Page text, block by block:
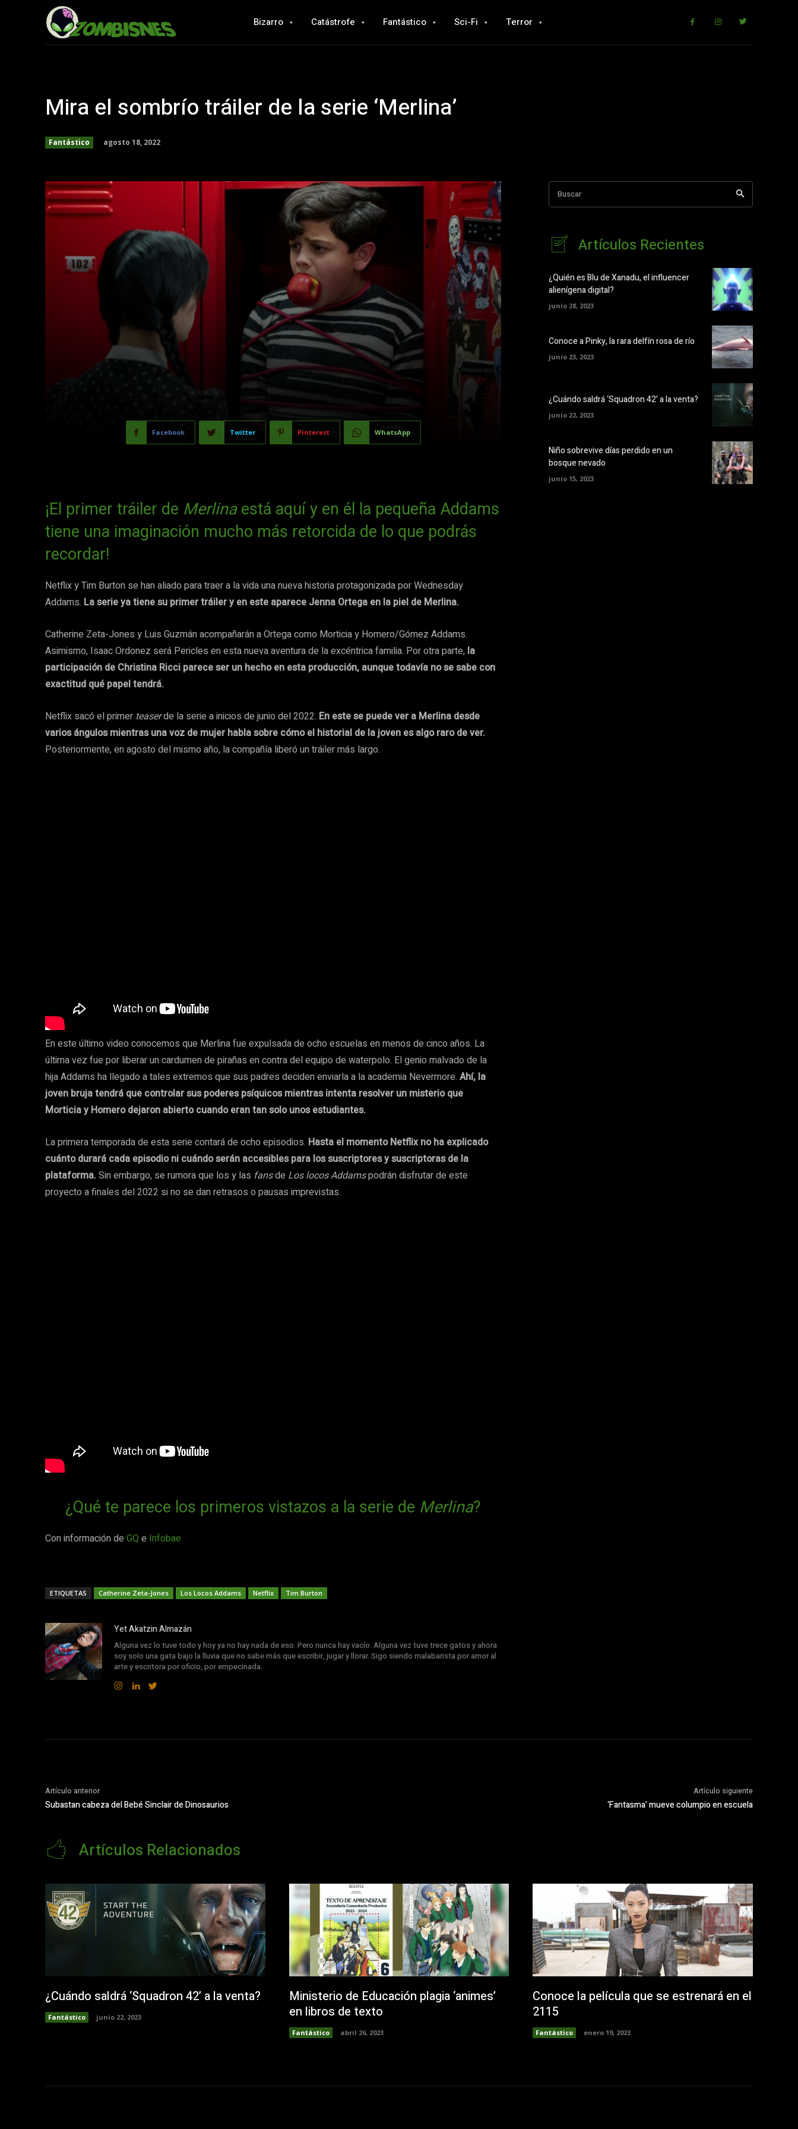
Bizarro Catástrofe Fantástico Sci-Fi Terror
Mira el sombrío tráiler de la serie ‘Merlina’
Fantástico agosto 18, 2022
Facebook Twitter Pinterest WhatsApp
¡El primer tráiler de Merlinaestá aquí y en él la pequeña Addams
tiene una imaginación mucho más retorcida de lo que podrás
recordar!
Netflix y Tim Burton se han aliado para traer a la vida una nueva historia protagonizada por Wednesday
Addams. La serie ya tiene su primer tráiler y en este aparece Jenna Ortega en la piel de Merlina.
Catherine Zeta-Jones y Luis Guzmán acompañarán a Ortega como Morticia y Homero/Gómez Addams.
Asimismo, Isaac Ordonez será Pericles en esta nueva aventura de la excéntrica familia. Por otra parte, la
participación de Christina Ricci parece ser un hecho en esta producción, aunque todavía no se sabe con
exactitud qué papel tendrá.
Netflix sacó el primer teaserde la serie a inicios de junio del 2022. En este se puede ver a Merlina desde
varios ángulos mientras una voz de mujer habla sobre cómo el historial de la joven es algo raro de ver.
Posteriormente, en agosto del mismo año, la compañía liberó un tráiler más largo.
En este último video conocemos que Merlina fue expulsada de ocho escuelas en menos de cinco años. La
última vez fue por liberar un cardumen de pirañas en contra del equipo de waterpolo. El genio malvado de la
hija Addams ha llegado a tales extremos que sus padres deciden enviarla a la academia Nevermore. Ahí, la
joven bruja tendrá que controlar sus poderes psíquicos mientras intenta resolver un misterio que
Morticia y Homero dejaron abierto cuando eran tan solo unos estudiantes.
La primera temporada de esta serie contará de ocho episodios. Hasta el momento Netflix no ha explicado
cuánto durará cada episodio ni cuándo serán accesibles para los suscriptores y suscriptoras de la
plataforma.Sin embargo, se rumora que los y las fansde Los locos Addamspodrán disfrutar de este
proyecto a finales del 2022 si no se dan retrasos o pausas imprevistas.
¿Qué te parece los primeros vistazos a la serie de Merlina?
Con información de GQ e Infobae
ETIQUETAS Catherine Zeta-Jones Los Locos Addams Netflix Tim Burton
Yet Akatzin Almazán
Alguna vez lo tuve todo y hoy ya no hay nada de eso. Pero nunca hay vacío. Alguna vez tuve trece gatos y ahora
soy solo una gata bajo la lluvia que no sabe más que escribir, jugar y llorar. Sigo siendo malabarista por amor al
arte y escritora por oficio, por empecinada.
Buscar
Artículos Recientes
¿Quién es Blu de Xanadu, el influencer
alienígena digital?
junio 28, 2023
Conoce a Pinky, la rara delfín rosa de río
junio 23, 2023
¿Cuándo saldrá ‘Squadron 42’ a la venta?
junio 22, 2023
Niño sobrevive días perdido en un
bosque nevado
junio 15, 2023
Artículo anterior
Subastan cabeza del Bebé Sinclair de Dinosaurios
Artículo siguiente
‘Fantasma’ mueve columpio en escuela
Artículos Relacionados
¿Cuándo saldrá ‘Squadron 42’ a la venta?
Fantástico junio 22, 2023
Ministerio de Educación plagia ‘animes’
en libros de texto
Fantástico abril 26, 2023
Conoce la película que se estrenará en el
2115
Fantástico enero 19, 2023